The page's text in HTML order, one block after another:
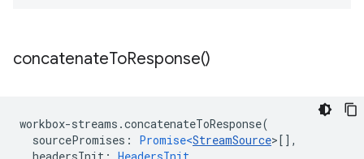
concatenateToResponse()
workbox-streams .concatenateToResponse(
sourcePromises : Promise<StreamSource>[],